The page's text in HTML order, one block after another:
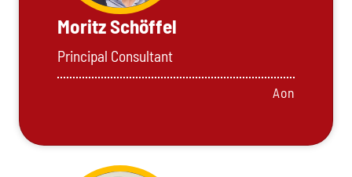
Moritz Schöffel
Principal Consultant
Aon